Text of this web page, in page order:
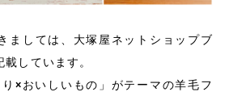
ましては、大塚屋ネットショップブ
しています。
×おいしいもの」がテーマの羊毛フ